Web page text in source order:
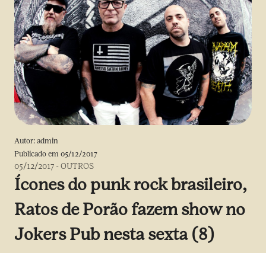
Autor: admin
Publicado em 05/12/2017
05/12/2017 -OUTROS
Ícones do punk rock brasileiro,
Ratos de Porão fazem show no
Jokers Pub nesta sexta (8)